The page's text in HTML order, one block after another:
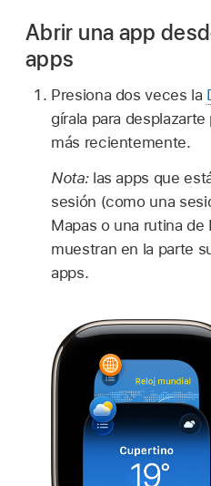
Abrir una app
apps
Presiona dos veces la
gírala para
más recientemente.
Nota: las apps que
sesión (como una
Mapas o una rutina
muestran en la parte
apps.